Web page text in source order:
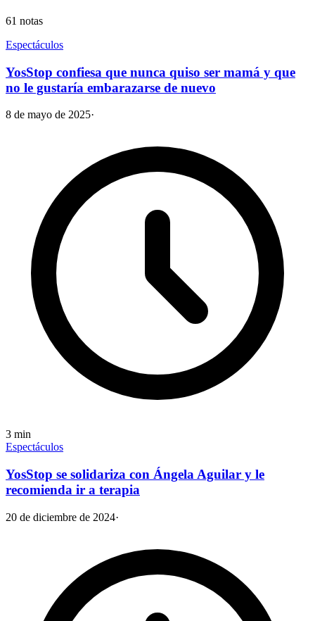
61 notas
Espectáculos
YosStop confiesa que nunca quiso ser mamá y que
no le gustaría embarazarse de nuevo
8 de mayo de 2025·
3 min
Espectáculos
YosStop se solidariza con Ángela Aguilar y le
recomienda ir a terapia
20 de diciembre de 2024·